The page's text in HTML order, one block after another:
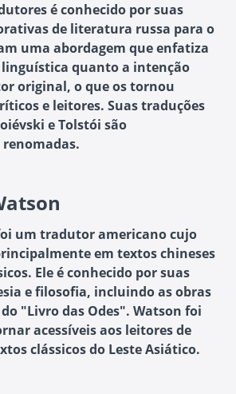
é conhecido por suas
de literatura russa para o
uma abordagem que enfatiza
quanto a intenção
original, o que os tornou
e leitores. Suas traduções
e Tolstói são
um tradutor americano cujo
em textos chineses
Ele é conhecido por suas
e filosofia, incluindo as obras
"Livro das Odes". Watson foi
acessíveis aos leitores de
clássicos do Leste Asiático.